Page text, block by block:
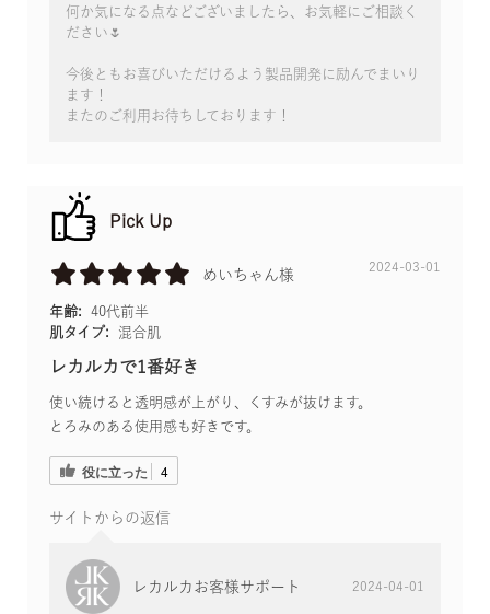
何か気になる点などございましたら、お気軽にご相談く
ださい🌷
今後ともお喜びいただけるよう製品開発に励んでまいり
ます！
またのご利用お待ちしております！
Pick Up
めいちゃん様
2024-03-01
年齢:
40代前半
肌タイプ:
混合肌
レカルカで1番好き
使い続けると透明感が上がり、くすみが抜けます。
とろみのある使用感も好きです。
役に立った 4
サイトからの返信
レカルカお客様サポート 2024-04-01